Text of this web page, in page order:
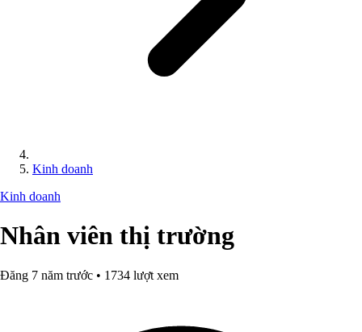
Kinh doanh
Kinh doanh
Nhân viên thị trường
Đăng 7 năm trước • 1734 lượt xem